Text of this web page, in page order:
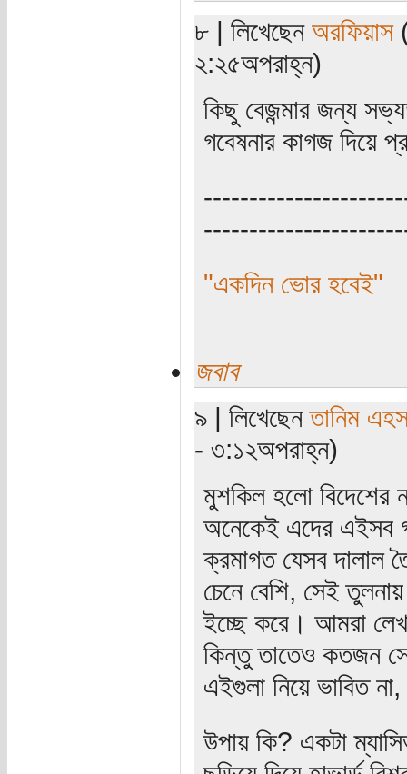
৮ | লিখেছেন অরফিয়াস
২:২৫অপরাহ্ন)
কিছু বেজন্মার জন্য
গবেষনার কাগজ দিয়ে
"একদিন ভোর হবেই"
জবাব
৯ | লিখেছেনতানিম
- ৩:১২অপরাহ্ন)
মুশকিল হলো বিদেশের
অনেকেই এদের এইসব
ক্রমাগত যেসব দালাল
চেনে বেশি, সেই
ইচ্ছে করে। আমরা
কিন্তু তাতেও কতজন
এইগুলা নিয়ে ভাবিত
উপায় কি? একটা